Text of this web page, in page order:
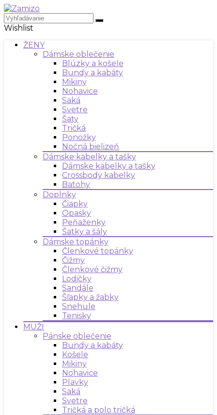
Wishlist
ŽENY
Dámske oblečenie
Blúzky a košele
Bundy a kabáty
Mikiny
Nohavice
Saká
Svetre
Šaty
Tričká
Ponožky
Nočná bielizeň
Dámske kabelky a tašky
Dámske kabelky a tašky
Crossbody kabelky
Batohy
Doplnky
Čiapky
Opasky
Peňaženky
Šatky a šály
Dámske topánky
Členkové topánky
Čižmy
Členkové čižmy
Lodičky
Sandále
Šľapky a žabky
Snehule
Tenisky
MUŽI
Pánske oblečenie
Bundy a kabáty
Košele
Mikiny
Nohavice
Plavky
Saká
Svetre
Tričká a polo tričká